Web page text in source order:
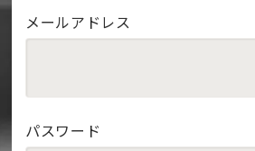
メールアドレス
パスワード